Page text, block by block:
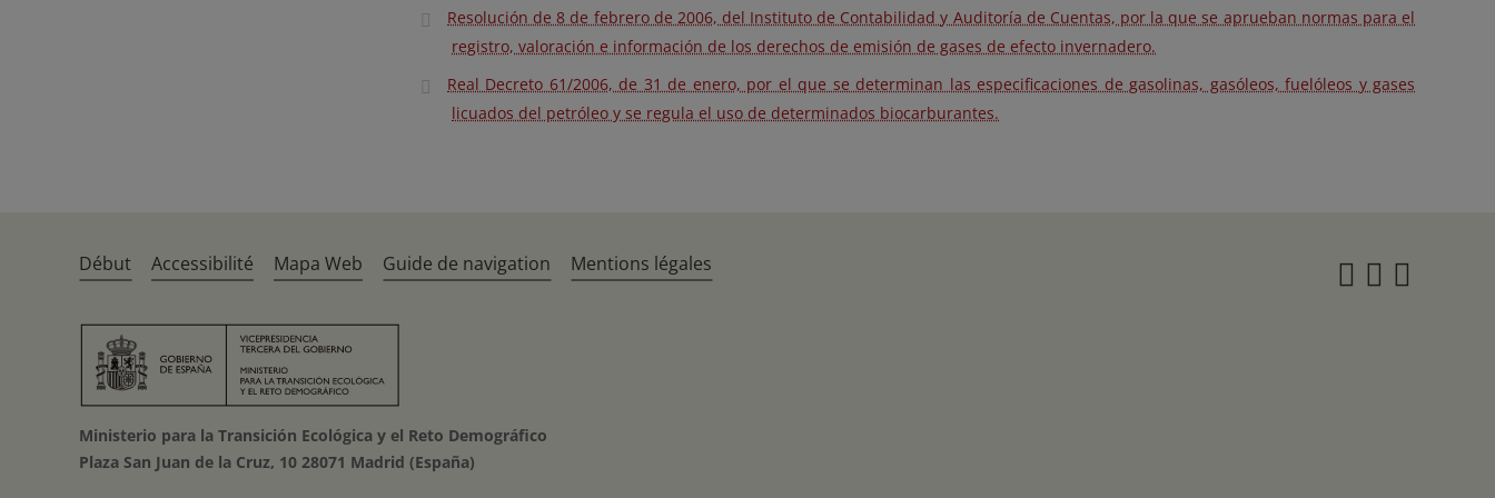
Resolución de 8 de febrero de 2006, del Instituto de Contabilidad y Auditoría de Cuentas, por la que se aprueban normas para el
registro, valoración e información de los derechos de emisión de gases de efecto invernadero.
Real Decreto 61/2006, de 31 de enero, por el que se determinan las especificaciones de gasolinas, gasóleos, fuelóleos y gases
licuados del petróleo y se regula el uso de determinados biocarburantes.
Début Accessibilité Mapa Web Guide de navigation Mentions légales Twitter
Ministerio para la Transición Ecológica y el Reto Demográfico
Plaza San Juan de la Cruz, 10 28071 Madrid (España)